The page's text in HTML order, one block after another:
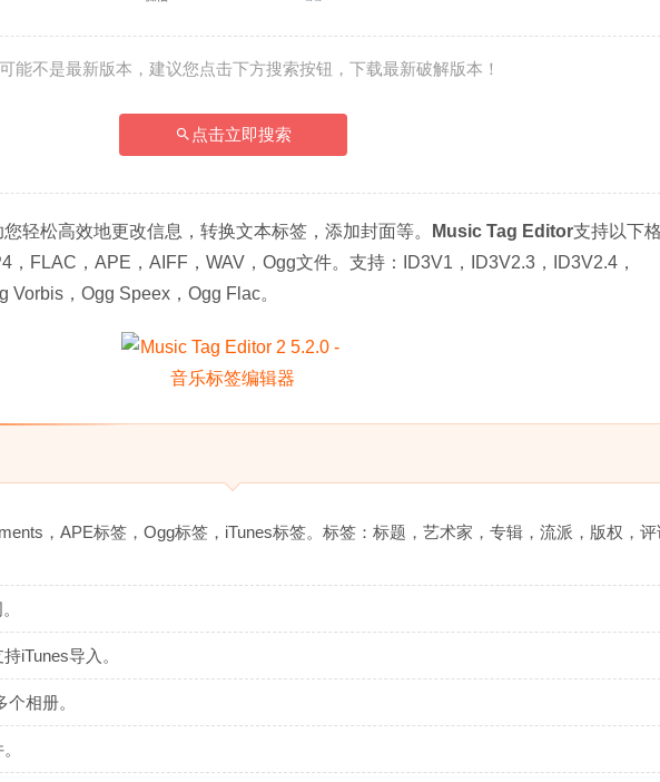
能不是最新版本，建议您点击下方搜索按钮，下载最新破解版本！
点击立即搜索
轻松高效地更改信息，转换文本标签，添加封面等。 Music Tag Editor支持以下
，FLAC，APE，AIFF，WAV，Ogg文件。支持：ID3V1，ID3V2.3，ID3V2.4，
，Ogg Speex，Ogg Flac。
，APE标签，Ogg标签，iTunes标签。标签：标题，艺术家，专辑，流派，版权，
iTunes导入。
相册。